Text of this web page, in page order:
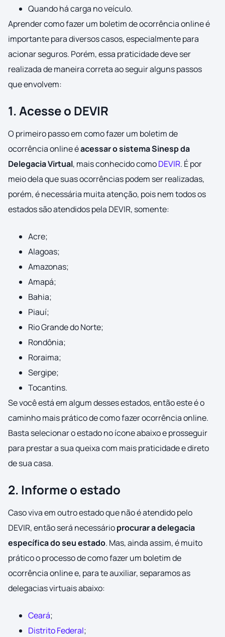
Quando há carga no veículo.
Aprender como fazer um boletim de ocorrência online é
importante para diversos casos, especialmente para
acionar seguros. Porém, essa praticidade deve ser
realizada de maneira correta ao seguir alguns passos
que envolvem:
1. Acesse o DEVIR
O primeiro passo em como fazer um boletim de
ocorrência online éacessar o sistema Sinesp da
Delegacia Virtual, mais conhecido comoDEVIR. É por
meio dela que suas ocorrências podem ser realizadas,
porém, é necessária muita atenção, pois nem todos os
estados são atendidos pela DEVIR, somente:
Acre;
Alagoas;
Amazonas;
Amapá;
Bahia;
Piauí;
Rio Grande do Norte;
Rondônia;
Roraima;
Sergipe;
Tocantins.
Se você está em algum desses estados, então este é o
caminho mais prático de como fazer ocorrência online.
Basta selecionar o estado no ícone abaixo e prosseguir
para prestar a sua queixa com mais praticidade e direto
de sua casa.
2. Informe o estado
Caso viva em outro estado que não é atendido pelo
DEVIR, então será necessárioprocurar a delegacia
específica do seu estado. Mas, ainda assim, é muito
prático o processo de como fazer um boletim de
ocorrência online e, para te auxiliar, separamos as
delegacias virtuais abaixo:
Ceará;
Distrito Federal;